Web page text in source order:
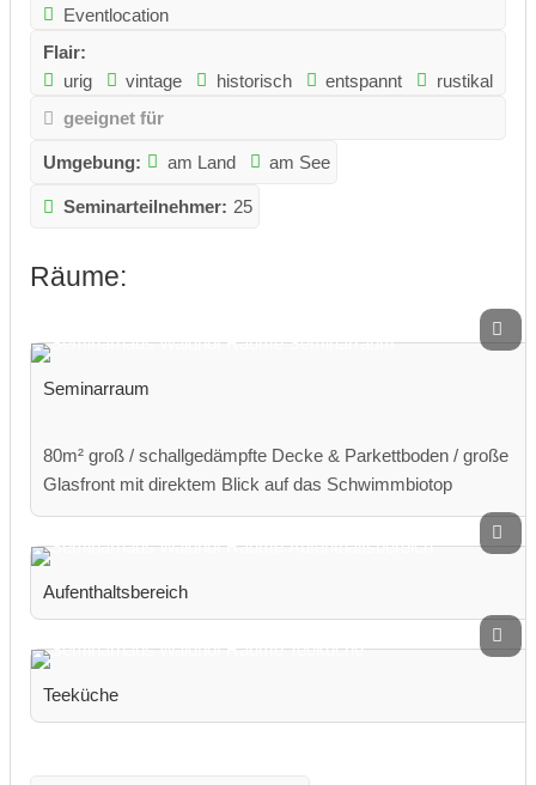
Eventlocation
Flair:
urig
vintage historisch entspannt
rustikal
geeignet für
Umgebung: am Land am See
Seminarteilnehmer: 25
Räume:
Seminarraum
80m² groß / schallgedämpfte Decke & Parkettboden / große
Glasfront mit direktem Blick auf das Schwimmbiotop
Aufenthaltsbereich
Teeküche